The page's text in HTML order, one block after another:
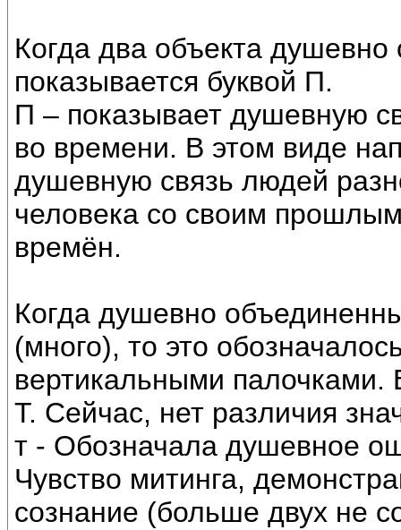
Когда два объекта душевно
показывается буквой П.
П – показывает душевную
во времени. В этом виде
душевную связь людей
человека со своим
времён.
Когда душевно
(много), то это
вертикальными палочками.
Т. Сейчас, нет различия
т - Обозначала душевное
Чувство митинга,
сознание (больше двух не